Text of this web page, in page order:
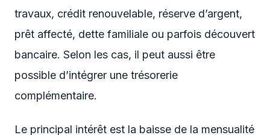
travaux, crédit renouvelable, réserve d’argent,
prêt affecté, dette familiale ou parfois découvert
bancaire. Selon les cas, il peut aussi être
possible d’intégrer une trésorerie
complémentaire.
Le principal intérêt est la baisse de la mensualité